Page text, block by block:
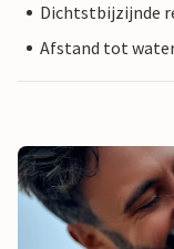
Dichtstbijzijnde
Afstand tot